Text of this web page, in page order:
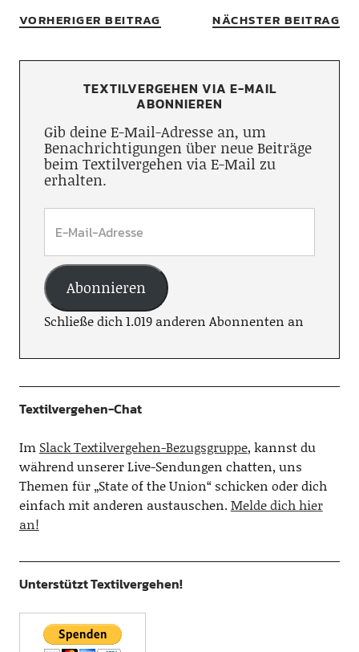
VORHERIGER BEITRAG NÄCHSTER BEITRAG
TEXTILVERGEHEN VIA E-MAIL
ABONNIEREN
Gib deine E-Mail-Adresse an, um
Benachrichtigungen über neue Beiträge
beim Textilvergehen via E-Mail zu
erhalten.
Abonnieren
Schließe dich 1.019 anderen Abonnenten an
Textilvergehen-Chat
Im Slack Textilvergehen-Bezugsgruppe, kannst du
während unserer Live-Sendungen chatten, uns
Themen für „State of the Union“ schicken oder dich
einfach mit anderen austauschen.Melde dich hier
an!
Unterstützt Textilvergehen!